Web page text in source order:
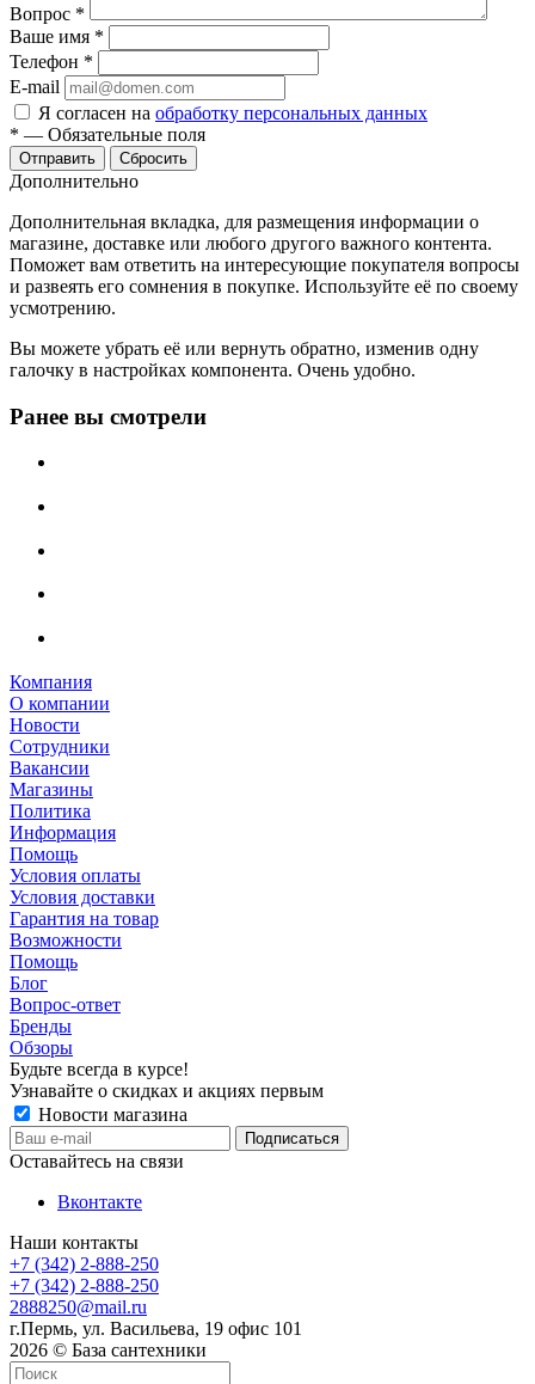
Вопрос *
Ваше имя *
Телефон *
E-mail
Я согласен на обработку персональных данных
* — Обязательные поля
Отправить Сбросить
Дополнительно
Дополнительная вкладка, для размещения информации о
магазине, доставке или любого другого важного контента.
Поможет вам ответить на интересующие покупателя вопросы
и развеять его сомнения в покупке. Используйте её по своему
усмотрению.
Вы можете убрать её или вернуть обратно, изменив одну
галочку в настройках компонента. Очень удобно.
Ранее вы смотрели
Компания
О компании
Новости
Сотрудники
Вакансии
Магазины
Политика
Информация
Помощь
Условия оплаты
Условия доставки
Гарантия на товар
Возможности
Помощь
Блог
Вопрос-ответ
Бренды
Обзоры
Будьте всегда в курсе!
Узнавайте о скидках и акциях первым
Новости магазина
Оставайтесь на связи
Вконтакте
Наши контакты
+7 (342) 2-888-250
+7 (342) 2-888-250
2888250@mail.ru
г.Пермь, ул. Васильева, 19 офис 101
2026 © База сантехники